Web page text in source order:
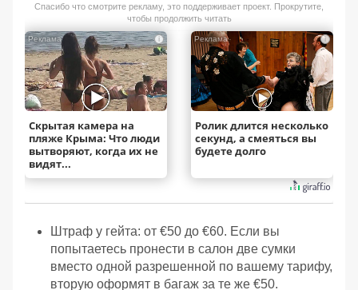
Спасибо что смотрите рекламу, это поддерживает проект. Прокрутите,
чтобы продолжить читать
i
Скрытая камера на
пляже Крыма: Что люди
вытворяют, когда их не
видят...
i
Ролик длится несколько
секунд, а смеяться вы
будете долго
Штраф у гейта: от €50 до €60. Если вы
попытаетесь пронести в салон две сумки
вместо одной разрешенной по вашему тарифу,
вторую оформят в багаж за те же €50.